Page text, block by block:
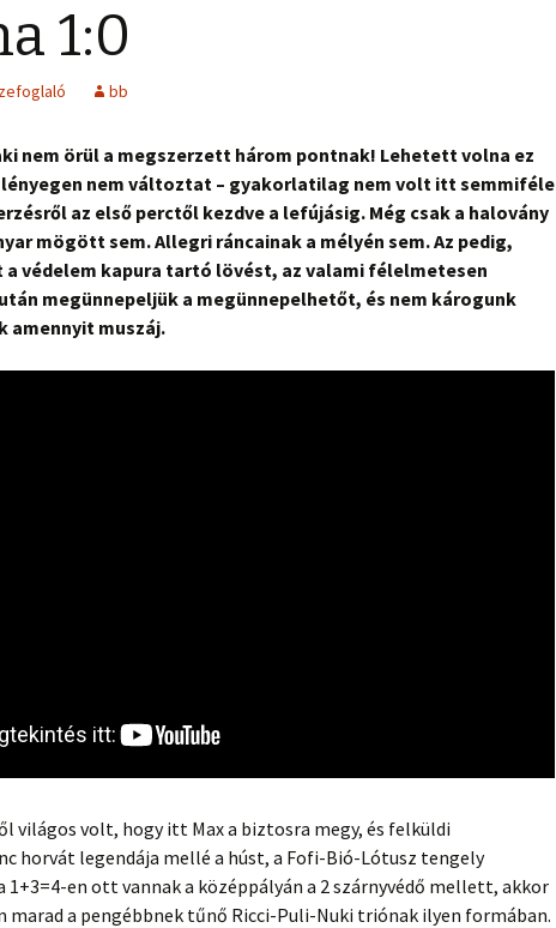
1:0
bb
nem örül a megszerzett három pontnak! Lehetett volna ez
lényegen nem változtat – gyakorlatilag nem volt itt semmiféle
az első perctől kezdve a lefújásig. Még csak a halovány
mögött sem. Allegri ráncainak a mélyén sem. Az pedig,
a védelem kapura tartó lövést, az valami félelmetesen
megünnepeljük a megünnepelhetőt, és nem károgunk
amennyit muszáj.
világos volt, hogy itt Max a biztosra megy, és felküldi
horvát legendája mellé a húst, a Fofi-Bió-Lótusz tengely
1+3=4-en ott vannak a középpályán a 2 szárnyvédő mellett, akkor
marad a pengébbnek tűnő Ricci-Puli-Nuki triónak ilyen formában.